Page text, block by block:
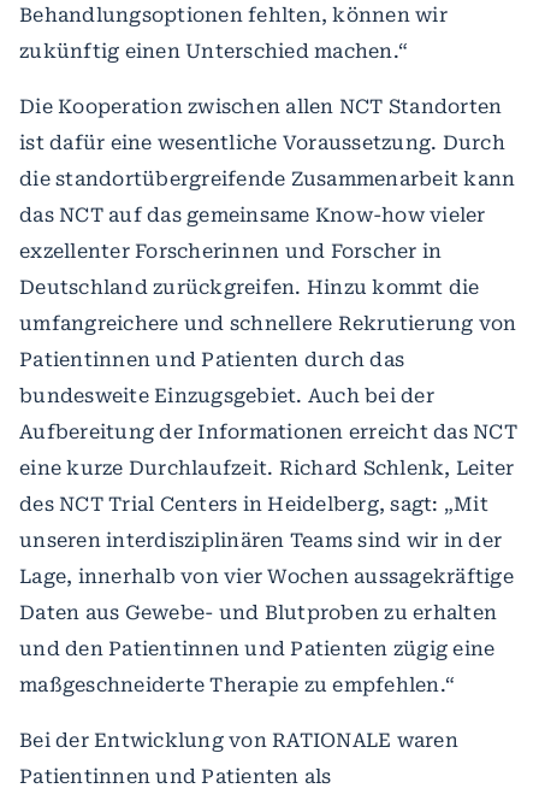
Behandlungsoptionen fehlten, können wir
zukünftig einen Unterschied machen.“
Die Kooperation zwischen allen NCT Standorten
ist dafür eine wesentliche Voraussetzung. Durch
die standortübergreifende Zusammenarbeit kann
das NCT auf das gemeinsame Know-how vieler
exzellenter Forscherinnen und Forscher in
Deutschland zurückgreifen. Hinzu kommt die
umfangreichere und schnellere Rekrutierung von
Patientinnen und Patienten durch das
bundesweite Einzugsgebiet. Auch bei der
Aufbereitung der Informationen erreicht das NCT
eine kurze Durchlaufzeit. Richard Schlenk, Leiter
des NCT Trial Centers in Heidelberg, sagt: „Mit
unseren interdisziplinären Teams sind wir in der
Lage, innerhalb von vier Wochen aussagekräftige
Daten aus Gewebe- und Blutproben zu erhalten
und den Patientinnen und Patienten zügig eine
maßgeschneiderte Therapie zu empfehlen.“
Bei der Entwicklung von RATIONALE waren
Patientinnen und Patienten als